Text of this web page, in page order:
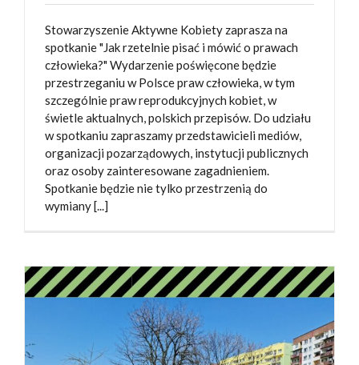
Stowarzyszenie Aktywne Kobiety zaprasza na
spotkanie "Jak rzetelnie pisać i mówić o prawach
człowieka?" Wydarzenie poświęcone będzie
przestrzeganiu w Polsce praw człowieka, w tym
szczególnie praw reprodukcyjnych kobiet, w
świetle aktualnych, polskich przepisów. Do udziału
w spotkaniu zapraszamy przedstawicieli mediów,
organizacji pozarządowych, instytucji publicznych
oraz osoby zainteresowane zagadnieniem.
Spotkanie będzie nie tylko przestrzenią do
wymiany [...]